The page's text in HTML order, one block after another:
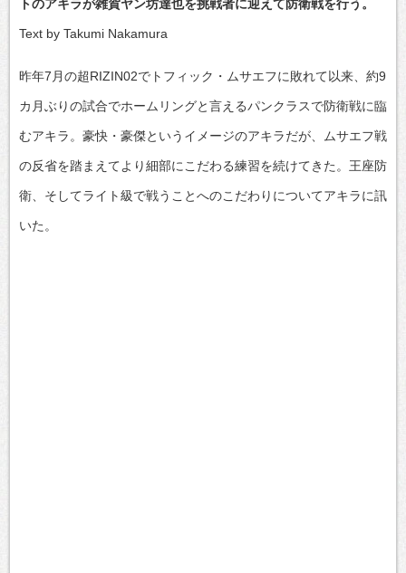
トのアキラが雑賀ヤン坊達也を挑戦者に迎えて防衛戦を行う。
Text by Takumi Nakamura
昨年7月の超RIZIN02でトフィック・ムサエフに敗れて以来、約9
カ月ぶりの試合でホームリングと言えるパンクラスで防衛戦に臨
むアキラ。豪快・豪傑というイメージのアキラだが、ムサエフ戦
の反省を踏まえてより細部にこだわる練習を続けてきた。王座防
衛、そしてライト級で戦うことへのこだわりについてアキラに訊
いた。